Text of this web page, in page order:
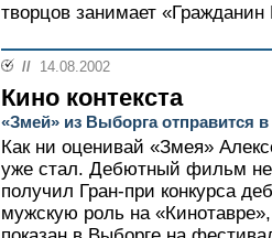
творцов занимает «Гражданин
// 14.08.2002
Кино контекста
«Змей» из Выборга отправится
Как ни оценивай «Змея»
уже стал. Дебютный фильм
получил Гран-при конкурса
мужскую роль на